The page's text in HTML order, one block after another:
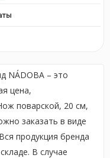
NÁDOBA – это
цена,
поварской, 20 см,
заказать в виде
продукция бренда
В случае